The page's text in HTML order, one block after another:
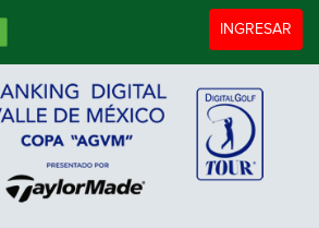
Toggle
INGRESAR